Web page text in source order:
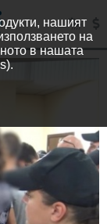
нашият
на
в нашата